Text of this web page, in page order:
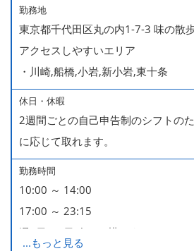
勤務地
東京都千代田区丸の内1-7-3 味の散
アクセスしやすいエリア
・川崎,船橋,小岩,新小岩,東十条
休日・休暇
2週間ごとの自己申告制のシフトの
に応じて取れます。
勤務時間
10:00 ～ 14:00
17:00 ～ 23:15
週2日・1日4h～で構いません。
...もっと見る